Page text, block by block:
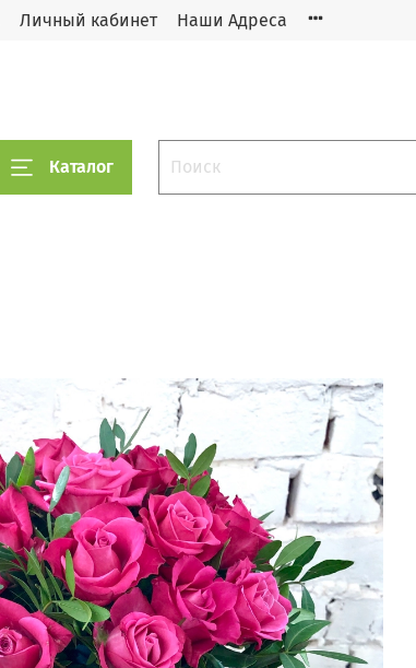
Личный кабинет Наши Адреса
Каталог